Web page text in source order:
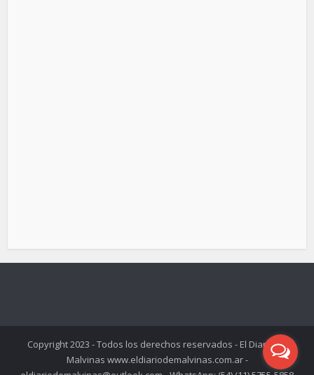
Copyright 2023 - Todos los derechos reservados - El Diario de
Malvinas www.eldiariodemalvinas.com.ar -